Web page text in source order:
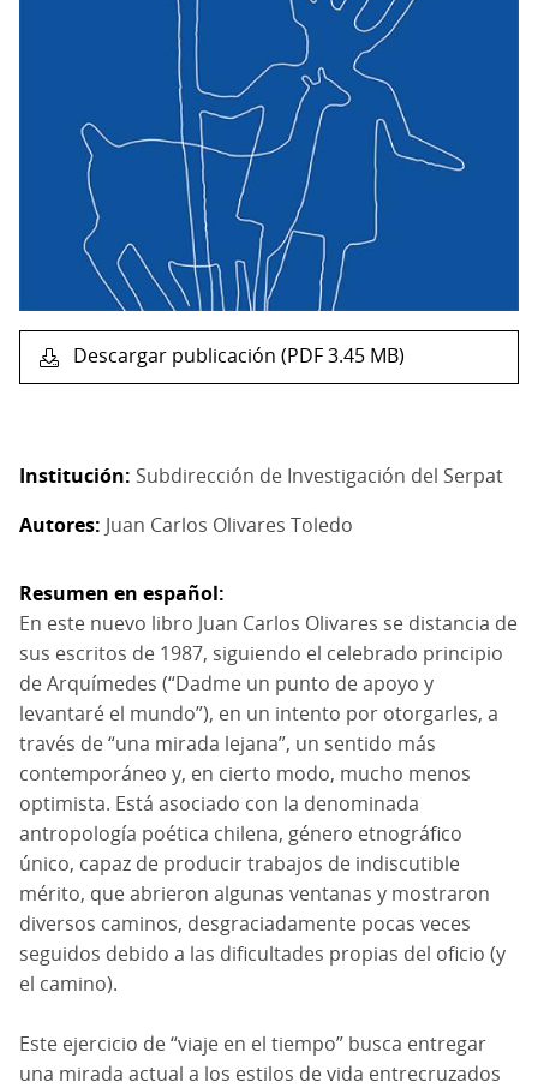
Descargar publicación (PDF 3.45 MB)
Institución Subdirección de Investigación del Serpat
Autores Juan Carlos Olivares Toledo
Resumen en español
En este nuevo libro Juan Carlos Olivares se distancia de
sus escritos de 1987, siguiendo el celebrado principio
de Arquímedes (“Dadme un punto de apoyo y
levantaré el mundo”), en un intento por otorgarles, a
través de “una mirada lejana”, un sentido más
contemporáneo y, en cierto modo, mucho menos
optimista. Está asociado con la denominada
antropología poética chilena, género etnográfico
único, capaz de producir trabajos de indiscutible
mérito, que abrieron algunas ventanas y mostraron
diversos caminos, desgraciadamente pocas veces
seguidos debido a las dificultades propias del oficio (y
el camino).
Este ejercicio de “viaje en el tiempo” busca entregar
una mirada actual a los estilos de vida entrecruzados